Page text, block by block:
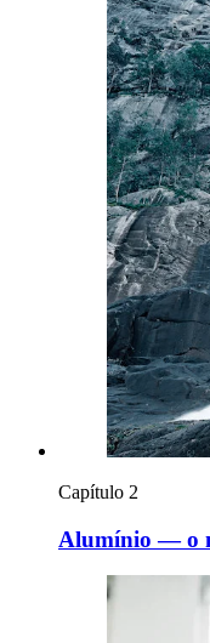
Capítulo 2
Alumínio — o